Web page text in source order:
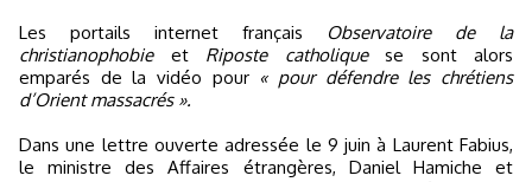
Les portails internet français
Observatoire de la
christianophobieet Riposte catholiquese sont alors
emparés de la vidéo pour « pour défendre les chrétiens
d’Orient massacrés ».
Dans une lettre ouverte adressée le 9 juin à Laurent Fabius,
le ministre des Affaires étrangères, Daniel Hamiche et